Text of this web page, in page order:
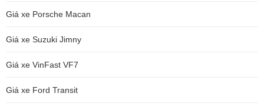
Giá xe Porsche Macan
Giá xe Suzuki Jimny
Giá xe VinFast VF7
Giá xe Ford Transit